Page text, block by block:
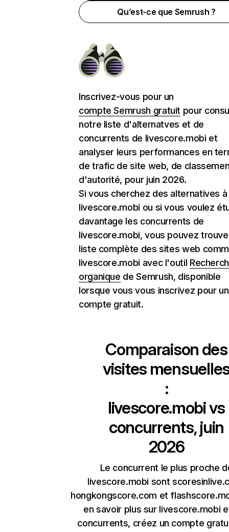
Qu’est-ce que Semrush ?
Inscrivez-vous pour un
compte Semrush gratuit pour
notre liste d'alternatves et de
concurrents de livescore.mobi et
analyser leurs performances en
de trafic de site web, de
d'autorité, pour juin 2026.
Si vous cherchez des alternatives à
livescore.mobi ou si vous voulez
davantage les concurrents de
livescore.mobi, vous pouvez
liste complète des sites web
livescore.mobi avec l'outil
organique de Semrush, disponible
lorsque vous vous inscrivez pour un
compte gratuit.
Comparaison des
visites
:
livescore.mobivs
concurrents, juin
2026
Le concurrent le plus proche
livescore.mobi sont
hongkongscore.com et
en savoir plus sur livescore.mobi
concurrents, créez un compte